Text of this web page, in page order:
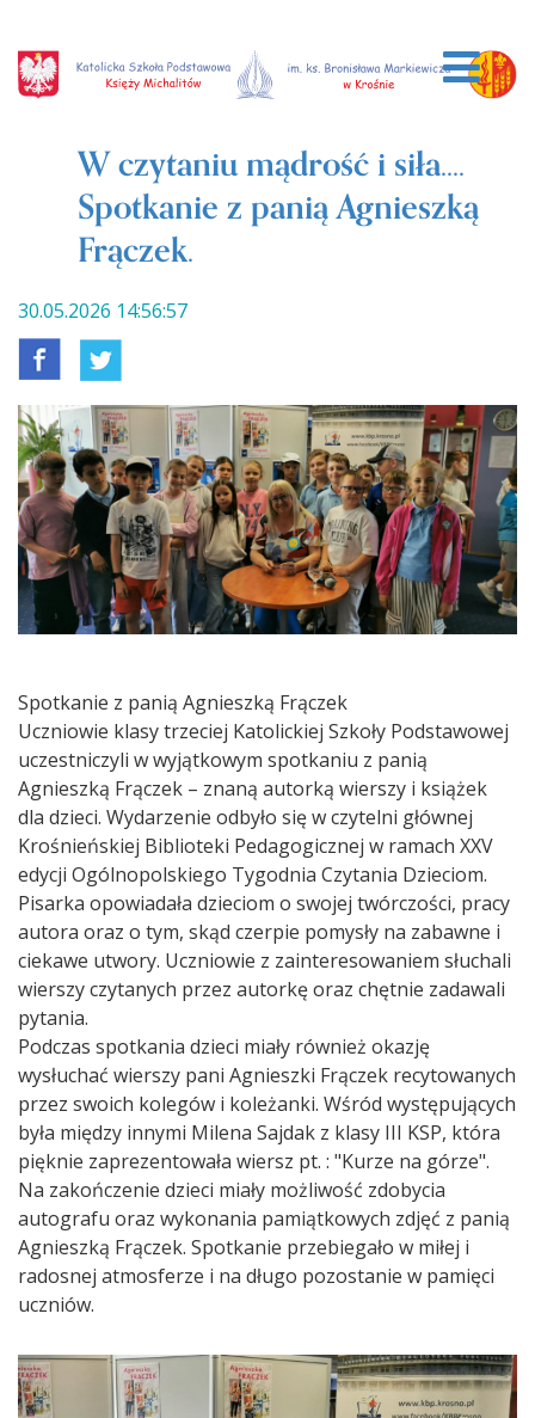
W czytaniu mądrość i siła....
Spotkanie z panią Agnieszką
Frączek.
30.05.2026 14:56:57
Spotkanie z panią Agnieszką Frączek
Uczniowie klasy trzeciej Katolickiej Szkoły Podstawowej
uczestniczyli w wyjątkowym spotkaniu z panią
Agnieszką Frączek – znaną autorką wierszy i książek
dla dzieci. Wydarzenie odbyło się w czytelni głównej
Krośnieńskiej Biblioteki Pedagogicznej w ramach XXV
edycji Ogólnopolskiego Tygodnia Czytania Dzieciom.
Pisarka opowiadała dzieciom o swojej twórczości, pracy
autora oraz o tym, skąd czerpie pomysły na zabawne i
ciekawe utwory. Uczniowie z zainteresowaniem słuchali
wierszy czytanych przez autorkę oraz chętnie zadawali
pytania.
Podczas spotkania dzieci miały również okazję
wysłuchać wierszy pani Agnieszki Frączek recytowanych
przez swoich kolegów i koleżanki. Wśród występujących
była między innymi Milena Sajdak z klasy III KSP, która
pięknie zaprezentowała wiersz pt. : "Kurze na górze".
Na zakończenie dzieci miały możliwość zdobycia
autografu oraz wykonania pamiątkowych zdjęć z panią
Agnieszką Frączek. Spotkanie przebiegało w miłej i
radosnej atmosferze i na długo pozostanie w pamięci
uczniów.